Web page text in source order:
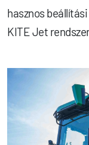
hasznos
KITE Jet